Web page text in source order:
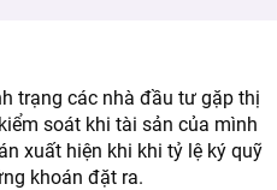
trạng các nhà đầu tư gặp thị
soát khi tài sản của mình
xuất hiện khi khi tỷ lệ ký quỹ
khoán đặt ra.